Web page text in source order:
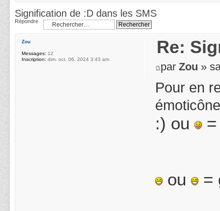
Signification de :D dans les SMS
Répondre
Re:
parZou »
Pour en
:) ou
ou =
Zou
Messages: 12
Inscription: dim. oct. 06, 2024 3:43 am